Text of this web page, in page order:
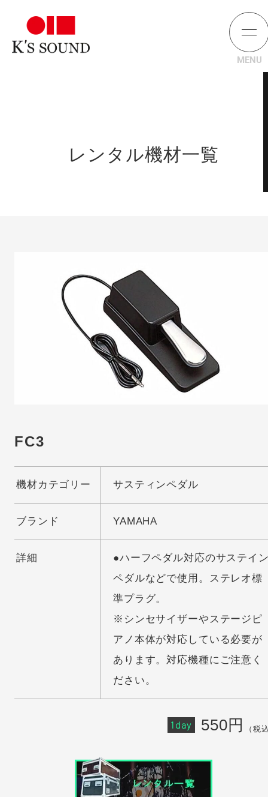
レンタル機材一覧
FC3
機材カテゴリー サスティンペダル
ブランド YAMAHA
詳細
●ハーフペダル対応のサステイ
ペダルなどで使用。ステレオ標
準プラグ。
※シンセサイザーやステージピ
アノ本体が対応している必要が
あります。対応機種にご注意く
ださい。
1day 550円 （税